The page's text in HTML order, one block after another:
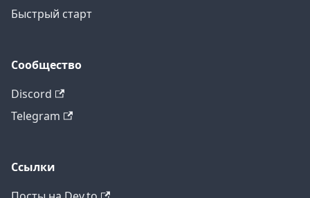
Быстрый старт
Сообщество
Discord
Telegram
Ссылки